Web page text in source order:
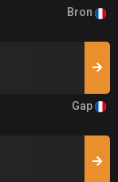
Bron
Gap